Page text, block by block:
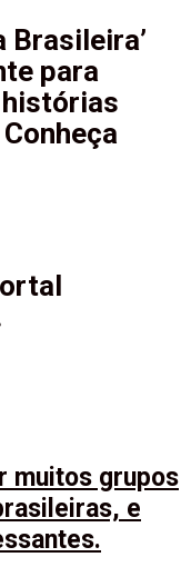
Brasileira’
para
muitos grupos
e